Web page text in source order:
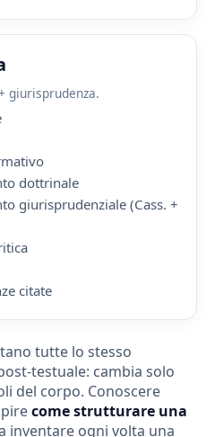
giurisprudenza.
dottrinale
giurisprudenziale (Cass. +
citate
tutte lo stesso
testuale: cambia solo
del corpo. Conoscere
come strutturare una
inventare ogni volta una